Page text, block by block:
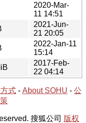
2020-Mar-
11 14:51
2021-Jun-
21 20:05
2022-Jan-11
15:14
2017-Feb-
22 04:14
式 - About SOHU - 公
搜狐公司 版权